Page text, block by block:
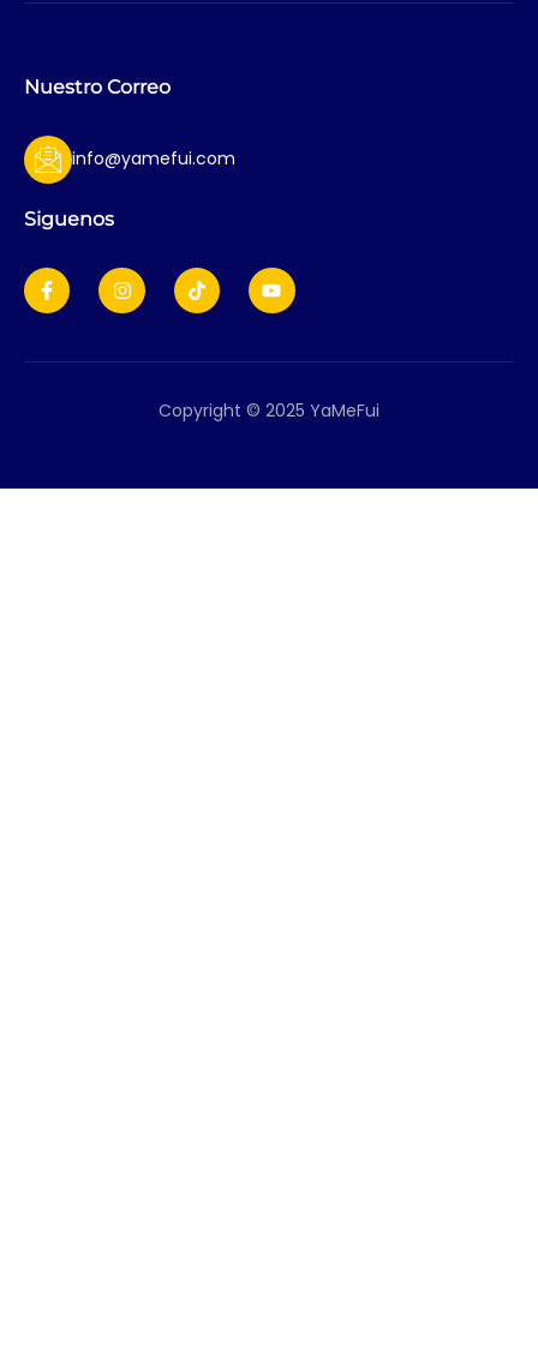
Nuestro Correo
info@yamefui.com
Siguenos
Copyright © 2025 YaMeFui